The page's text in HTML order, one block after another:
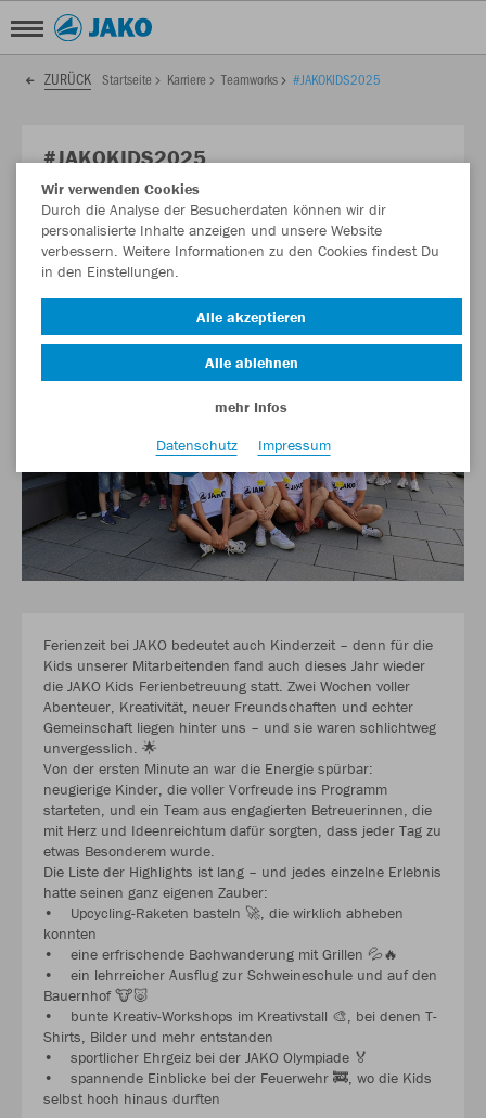
ZURÜCK Startseite Karriere Teamworks #JAKOKIDS2025
#JAKOKIDS2025
Abenteuer, Teamgeist und Kreativität – Zwei Wochen JAKO
Kids 💙🤸‍♂️
Ferienzeit bei JAKO bedeutet auch Kinderzeit – denn für die
Kids unserer Mitarbeitenden fand auch dieses Jahr wieder
die JAKO Kids Ferienbetreuung statt. Zwei Wochen voller
Abenteuer, Kreativität, neuer Freundschaften und echter
Gemeinschaft liegen hinter uns – und sie waren schlichtweg
unvergesslich. 🌟
Von der ersten Minute an war die Energie spürbar:
neugierige Kinder, die voller Vorfreude ins Programm
starteten, und ein Team aus engagierten Betreuerinnen, die
mit Herz und Ideenreichtum dafür sorgten, dass jeder Tag zu
etwas Besonderem wurde.
Die Liste der Highlights ist lang – und jedes einzelne Erlebnis
hatte seinen ganz eigenen Zauber:
• Upcycling-Raketen basteln 🚀, die wirklich abheben
konnten
• eine erfrischende Bachwanderung mit Grillen 💦🔥
• ein lehrreicher Ausflug zur Schweineschule und auf den
Bauernhof 🐮🐷
• bunte Kreativ-Workshops im Kreativstall 🎨, bei denen T-
Shirts, Bilder und mehr entstanden
• sportlicher Ehrgeiz bei der JAKO Olympiade 🏅
• spannende Einblicke bei der Feuerwehr 🚒, wo die Kids
selbst hoch hinaus durften
Wir verwenden Cookies
Durch die Analyse der Besucherdaten können wir dir
personalisierte Inhalte anzeigen und unsere Website
verbessern. Weitere Informationen zu den Cookies findest Du
in den Einstellungen.
Alle akzeptieren
Alle ablehnen
mehr Infos
Datenschutz
Impressum